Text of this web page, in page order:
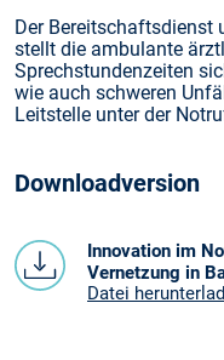
Der Bereitschaftsdienst
stellt die ambulante
Sprechstundenzeiten
wie auch schweren
Leitstelle unter der
Downloadversion
Innovation im
Vernetzung in
Datei